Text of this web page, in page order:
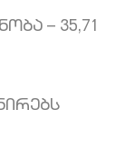
– 35,71